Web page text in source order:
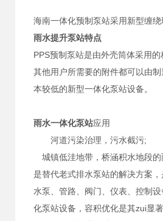
海南一体化预制泵站采用新型缠
雨水提升泵站特点
PPS预制泵站是由外壳筒体采用
其他用户所需要的附件都可以由
本较低的新型一体化泵站设备。
雨水一体化泵站应用
河道污染治理，污水截污;
城镇低洼地带，桥涵积水地段
是替代老式排水泵站的解决方案
水泵、管路、阀门、仪表、控制
化泵站设备，容积优化是其zui显著